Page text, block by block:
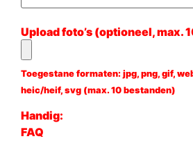
Upload foto’s (optioneel, max.
Toegestane formaten: jpg, png, gif,
heic/heif, svg (max. 10 bestanden)
Handig:
FAQ